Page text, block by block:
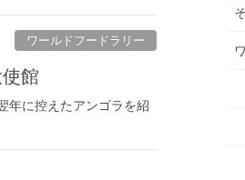
ワールドフードラリー
館
年に控えたアンゴラを紹